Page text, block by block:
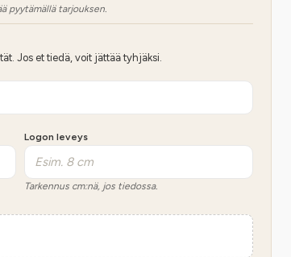
pyytämällä tarjouksen.
Jos et tiedä, voit jättää tyhjäksi.
Logon leveys
Tarkennus cm:nä, jos tiedossa.